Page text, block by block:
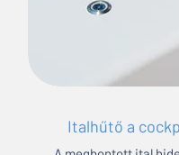
Italhűtő a